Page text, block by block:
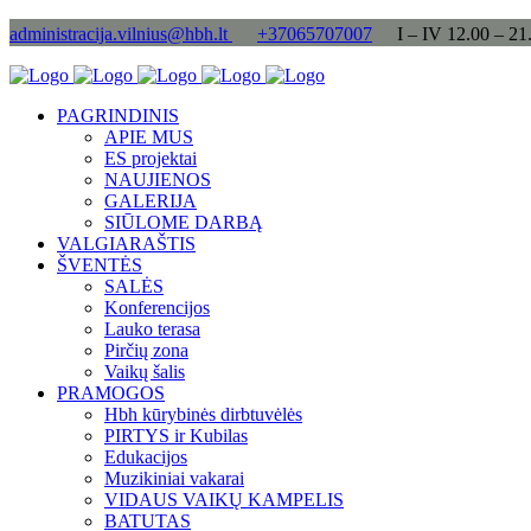
administracija.vilnius@hbh.lt +37065707007 I – IV 12.00 –
PAGRINDINIS
APIE MUS
ES projektai
NAUJIENOS
GALERIJA
SIŪLOME DARBĄ
VALGIARAŠTIS
ŠVENTĖS
SALĖS
Konferencijos
Lauko terasa
Pirčių zona
Vaikų šalis
PRAMOGOS
Hbh kūrybinės dirbtuvėlės
PIRTYS ir Kubilas
Edukacijos
Muzikiniai vakarai
VIDAUS VAIKŲ KAMPELIS
BATUTAS